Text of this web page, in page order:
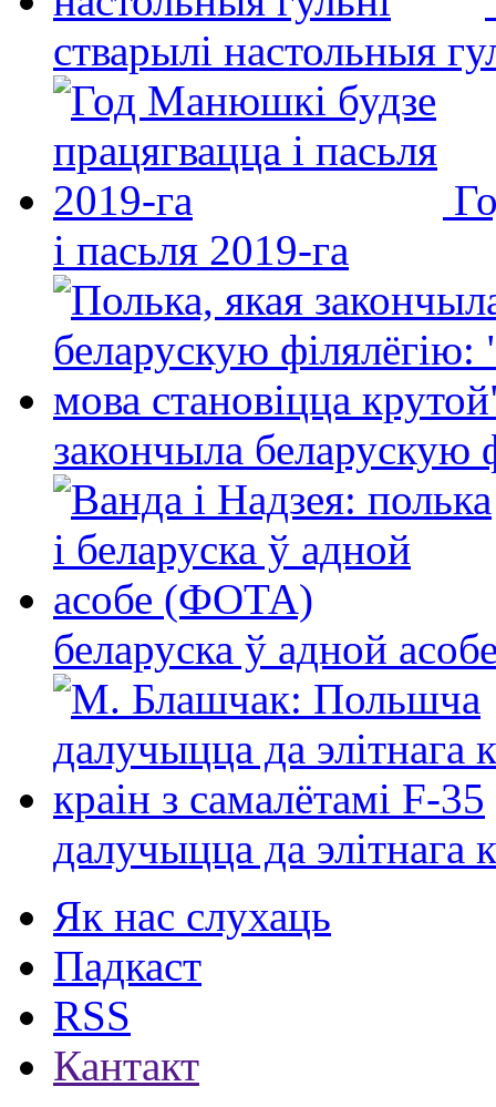
стварылі настольныя
і пасьля 2019-га
закончыла беларускую
беларуска ў адной
далучыцца да элітнага
Як нас слухаць
Падкаст
RSS
Кантакт